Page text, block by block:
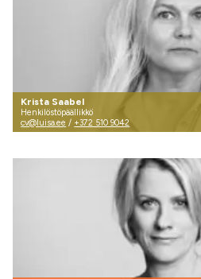
Krista Saabel
Henkilöstöpäällikkö
cv@luisa.ee / +372 510 9042